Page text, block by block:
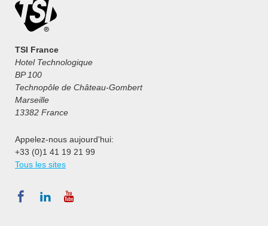
TSI France
Hotel Technologique
BP 100
Technopôle de Château-Gombert
Marseille
13382 France
Appelez-nous aujourd'hui:
+33 (0)1 41 19 21 99
Tous les sites